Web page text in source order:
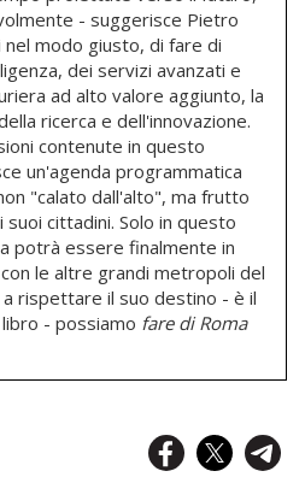
- suggerisce Pietro
modo giusto, di fare di
dei servizi avanzati e
ad alto valore aggiunto, la
ricerca e dell'innovazione.
contenute in questo
un'agenda programmatica
"calato dall'alto", ma frutto
cittadini. Solo in questo
potrà essere finalmente in
le altre grandi metropoli del
rispettare il suo destino - è il
- possiamo fare di Roma